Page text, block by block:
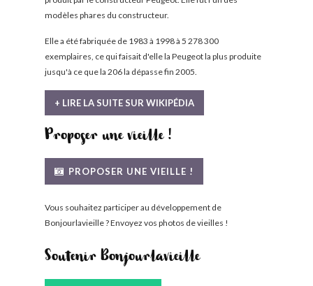
modèles phares du constructeur.
Elle a été fabriquée de 1983 à 1998 à 5 278 300
exemplaires, ce qui faisait d'elle la Peugeot la plus produite
jusqu'à ce que la 206 la dépasse fin 2005.
+ LIRE LA SUITE SUR WIKIPÉDIA
Proposer une vieille !
PROPOSER UNE VIEILLE !
Vous souhaitez participer au développement de
Bonjourlavieille ? Envoyez vos photos de vieilles !
Soutenir Bonjourlavieille